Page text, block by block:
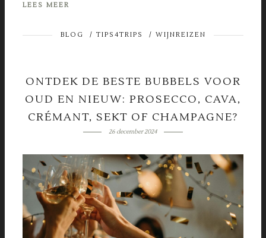
LEES MEER
BLOG / TIPS4TRIPS / WIJNREIZEN
ONTDEK DE BESTE BUBBELS VOOR
OUD EN NIEUW: PROSECCO, CAVA,
CRÉMANT, SEKT OF CHAMPAGNE?
26 december 2024